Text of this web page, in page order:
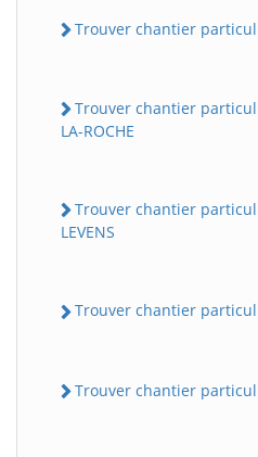
Trouver chantier
Trouver chantier
LA-ROCHE
Trouver chantier
LEVENS
Trouver chantier
Trouver chantier